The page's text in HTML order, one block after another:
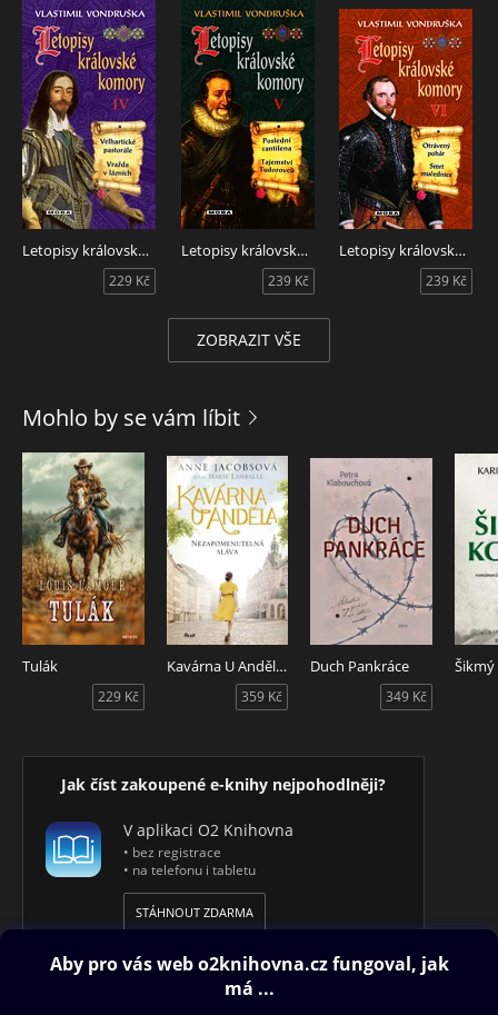
Letopisy královské komory IV
229 Kč
Letopisy královské komory V.
239 Kč
Letopisy královské komory VI.
239 Kč
ZOBRAZIT VŠE
Mohlo by se vám líbit
Tulák
229 Kč
Kavárna U Anděla: Nezapomenutelná sláva
359 Kč
Duch Pankráce
349 Kč
Jak číst zakoupené e-knihy nejpohodlněji?
V aplikaci O2 Knihovna
• bez registrace
• na telefonu i tabletu
STÁHNOUT ZDARMA